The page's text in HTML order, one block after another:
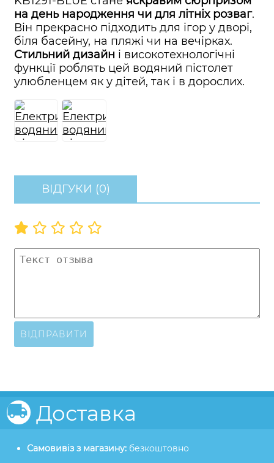
на день народження чи для літніх розваг.
Він прекрасно підходить для ігор у дворі,
біля басейну, на пляжі чи на вечірках.
Стильний дизайн і високотехнологічні
функції роблять цей водяний пістолет
улюбленцем як у дітей, так і в дорослих.
ВІДГУКИ (0)
ВІДПРАВИТИ
Доставка
Самовивіз з магазину: безкоштовно